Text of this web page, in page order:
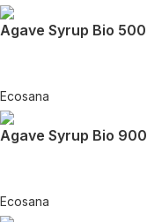
Agave Syrup Bio
Ecosana
Agave Syrup Bio
Ecosana